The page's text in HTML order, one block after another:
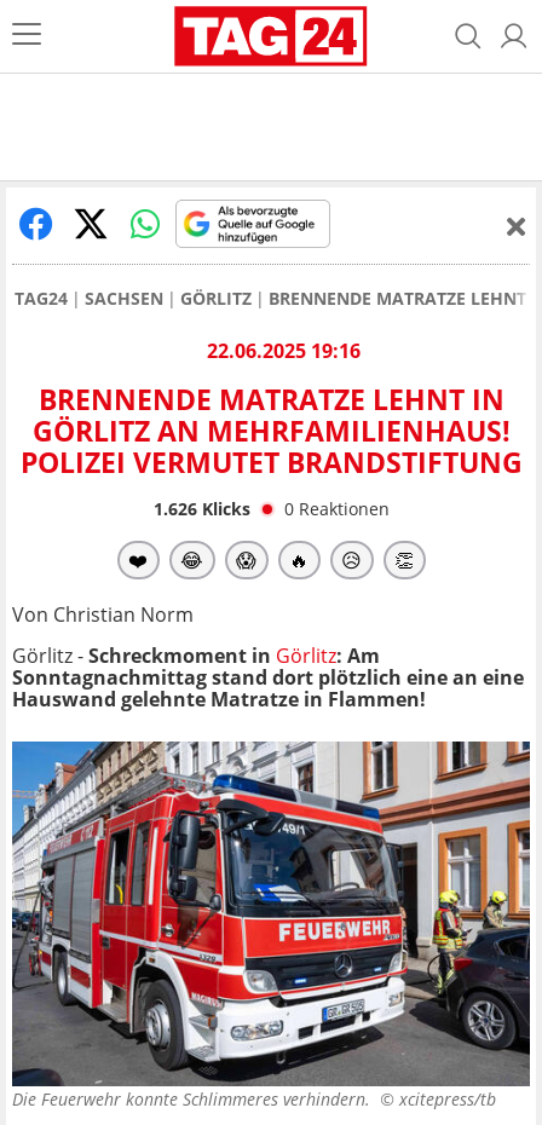
TAG24 SACHSEN GÖRLITZ BRENNENDE MATRATZE LEHNT
22.06.2025 19:16
BRENNENDE MATRATZE LEHNT IN
GÖRLITZ AN MEHRFAMILIENHAUS!
POLIZEI VERMUTET BRANDSTIFTUNG
1.626Klicks 0 Reaktionen
❤️ 😂 😱 🔥 😥 👏
Von Christian Norm
Görlitz -Schreckmoment in Görlitz: Am
Sonntagnachmittag stand dort plötzlich eine an eine
Hauswand gelehnte Matratze in Flammen!
Die Feuerwehr konnte Schlimmeres verhindern. © xcitepress/tb